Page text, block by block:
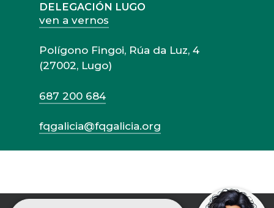
DELEGACIÓN LUGO
ven a vernos
Polígono Fingoi, Rúa da Luz, 4
(27002, Lugo)
687 200 684
fqgalicia@fqgalicia.org